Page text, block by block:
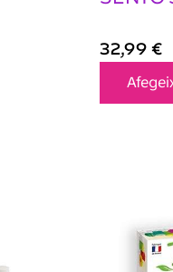
32,99€